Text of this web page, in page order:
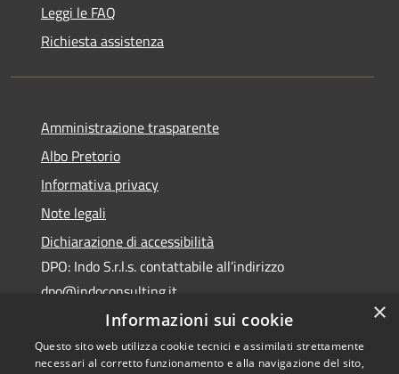
Leggi le FAQ
Richiesta assistenza
Amministrazione trasparente
Albo Pretorio
Informativa privacy
Note legali
Dichiarazione di accessibilità
DPO: Indo S.r.l.s. contattabile all’indirizzo
dpo@indoconsulting.it
×
Informazioni sui cookie
Questo sito web utilizza cookie tecnici e assimilati strettamente
necessari al corretto funzionamento e alla navigazione del sito,